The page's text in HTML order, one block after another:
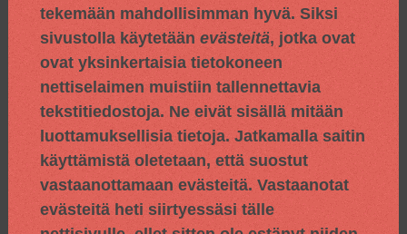
tekemään mahdollisimman hyvä. Siksi
sivustolla käytetään evästeitä, jotka ovat
ovat yksinkertaisia tietokoneen
nettiselaimen muistiin tallennettavia
tekstitiedostoja. Ne eivät sisällä mitään
luottamuksellisia tietoja. Jatkamalla saitin
käyttämistä oletetaan, että suostut
vastaanottamaan evästeitä. Vastaanotat
evästeitä heti siirtyessäsi tälle